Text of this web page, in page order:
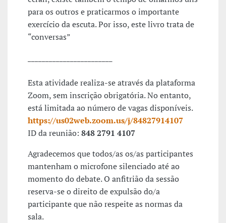
para os outros e praticarmos o importante
exercício da escuta. Por isso, este livro trata de
“conversas”
Esta atividade realiza-se através da plataforma
Zoom, sem inscrição obrigatória. No entanto,
está limitada ao número de vagas disponíveis.
https://us02web.zoom.us/j/84827914107
ID da reunião: 848 2791 4107
Agradecemos que todos/as os/as participantes
mantenham o microfone silenciado até ao
momento do debate. O anfitrião da sessão
reserva-se o direito de expulsão do/a
participante que não respeite as normas da
sala.